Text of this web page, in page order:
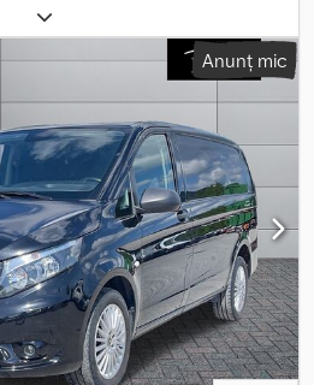
, viteză maximă:
aici utilajul nostru de prezentare
28,8 kWh, clasa de vehicul N1,
testată în practică) de până la ~110
faruri și stopuri LED, frână cu
și rabatabile electric, geamuri
cuplă de remorcă cu cap
(cu frână) 1700 kg, conform
scule în spatele cabinei. Radio cu
încălzire pentru scaunul șoferului,
vehiculului, basculant scurt cu
suprastructură cu grilaj pentru
suplimentare la cerere. Locația:
N D Aecrok
Anunț mic